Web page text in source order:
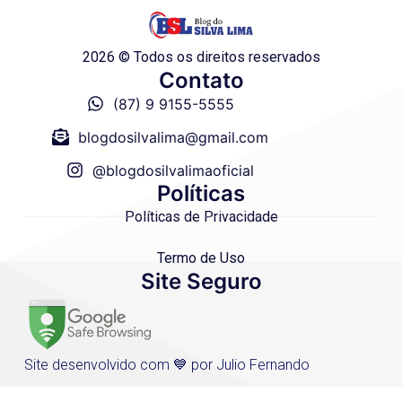
2026 © Todos os direitos reservados
Contato
(87) 9 9155-5555
blogdosilvalima@gmail.com
@blogdosilvalimaoficial
Políticas
Políticas de Privacidade
Termo de Uso
Site Seguro
Site desenvolvido com 💙 por Julio Fernando